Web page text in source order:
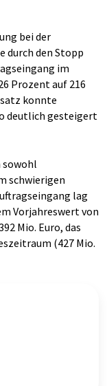
bei der
durch den Stopp
im
Prozent auf 216
konnte
deutlich gesteigert
sowohl
schwierigen
lag
Vorjahreswert von
Mio. Euro, das
(427 Mio.